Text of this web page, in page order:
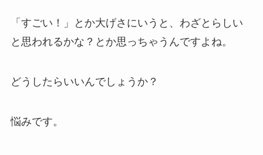
「すごい！」とか大げさにいうと、わざとらしい
と思われるかな？とか思っちゃうんですよね。
どうしたらいいんでしょうか？
悩みです。